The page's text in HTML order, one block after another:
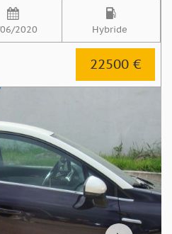
2020 Hybride
22500 €